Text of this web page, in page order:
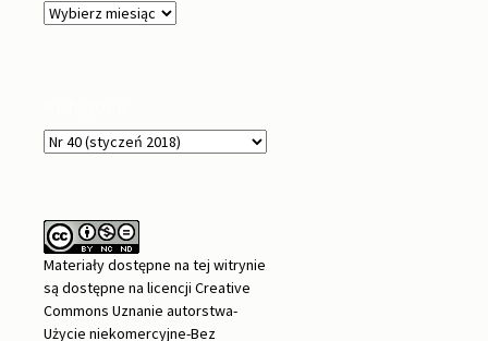
Archiwa
Kategorie
Materiały dostępne na tej witrynie
są dostępne na licencji Creative
Commons Uznanie autorstwa-
Użycie niekomercyjne-Bez